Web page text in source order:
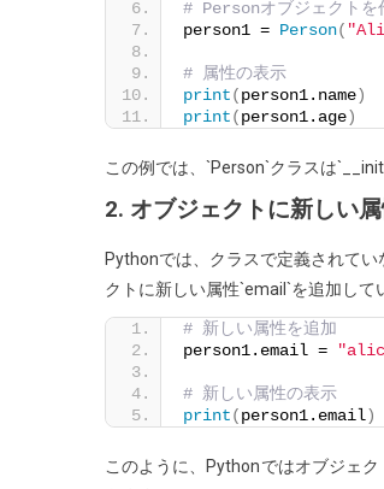
# Personオブジェクトを
person1 = Person(
# 属性の表示
print(person1.name)
print(person1.age)
この例では、`Person`クラスは
2. オブジェクトに新しい
Pythonでは、クラスで定義されて
クトに新しい属性`email`を追加して
# 新しい属性を追加
person1.email =
# 新しい属性の表示
print(person1.email)
このように、Pythonではオブジェ